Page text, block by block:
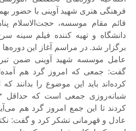
فرهنگی هنری شهید آوینی با حضور
قائم مقام موسسه، حجت‌الاسلام
دانشگاه و تهیه کننده فیلم سینه
برگزار شد. در مراسم آغاز این
عامل موسسه شهید آوینی ضمن
گفت: جمعی که امروز گرد هم
کرده‌اند باید این موضوع را بدانند
کردند تا این جمع امروز گرد هم
عادل و قهرمانی تشکر کرد و گفت: